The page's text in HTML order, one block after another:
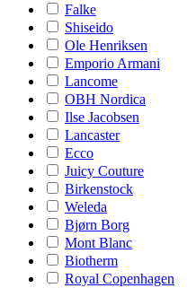
Falke
Shiseido
Ole Henriksen
Emporio Armani
Lancome
OBH Nordica
Ilse Jacobsen
Lancaster
Ecco
Juicy Couture
Birkenstock
Weleda
Bjørn Borg
Mont Blanc
Biotherm
Royal Copenhagen